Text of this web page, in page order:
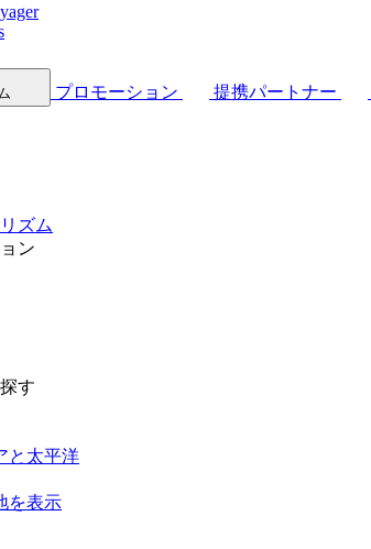
プロモーション 提携パートナー
ズム
ン
す
と太平洋
を表示